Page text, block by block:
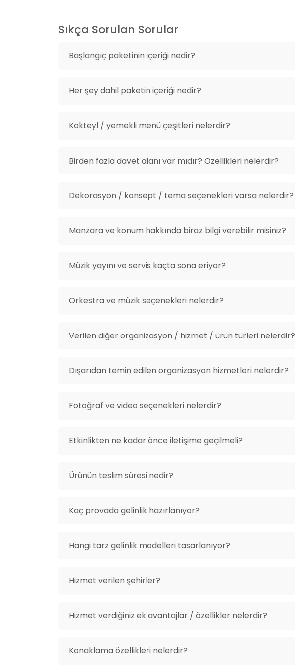
Sıkça Sorulan Sorular
Başlangıç paketinin içeriği nedir?
Her şey dahil paketin içeriği nedir?
Kokteyl / yemekli menü çeşitleri nelerdir?
Birden fazla davet alanı var mıdır? Özellikleri nelerdir?
Dekorasyon / konsept / tema seçenekleri varsa nelerdir?
Manzara ve konum hakkında biraz bilgi verebilir misiniz?
Müzik yayını ve servis kaçta sona eriyor?
Orkestra ve müzik seçenekleri nelerdir?
Verilen diğer organizasyon / hizmet / ürün türleri nelerdir?
Dışarıdan temin edilen organizasyon hizmetleri nelerdir?
Fotoğraf ve video seçenekleri nelerdir?
Etkinlikten ne kadar önce iletişime geçilmeli?
Ürünün teslim süresi nedir?
Kaç provada gelinlik hazırlanıyor?
Hangi tarz gelinlik modelleri tasarlanıyor?
Hizmet verilen şehirler?
Hizmet verdiğiniz ek avantajlar / özellikler nelerdir?
Konaklama özellikleri nelerdir?